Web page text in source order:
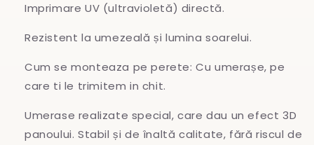
Imprimare UV (ultravioletă) directă.
Rezistent la umezeală și lumina soarelui.
Cum se monteaza pe perete: Cu umerașe, pe
care ti le trimitem in chit.
Umerase realizate special, care dau un efect 3D
panoului. Stabil și de înaltă calitate, fără riscul de